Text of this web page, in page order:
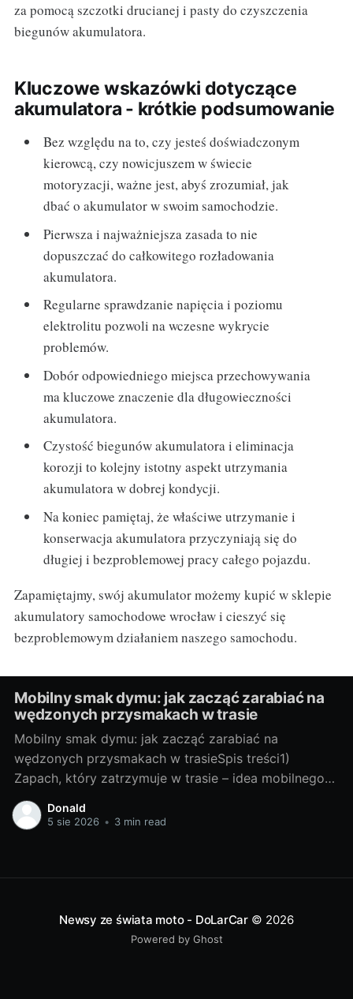
za pomocą szczotki drucianej i pasty do czyszczenia
biegunów akumulatora.
Kluczowe wskazówki dotyczące
akumulatora - krótkie podsumowanie
Bez względu na to, czy jesteś doświadczonym
kierowcą, czy nowicjuszem w świecie
motoryzacji, ważne jest, abyś zrozumiał, jak
dbać o akumulator w swoim samochodzie.
Pierwsza i najważniejsza zasada to nie
dopuszczać do całkowitego rozładowania
akumulatora.
Regularne sprawdzanie napięcia i poziomu
elektrolitu pozwoli na wczesne wykrycie
problemów.
Dobór odpowiedniego miejsca przechowywania
ma kluczowe znaczenie dla długowieczności
akumulatora.
Czystość biegunów akumulatora i eliminacja
korozji to kolejny istotny aspekt utrzymania
akumulatora w dobrej kondycji.
Na koniec pamiętaj, że właściwe utrzymanie i
konserwacja akumulatora przyczyniają się do
długiej i bezproblemowej pracy całego pojazdu.
Zapamiętajmy, swój akumulator możemy kupić w sklepie
akumulatory samochodowe wrocław i cieszyć się
bezproblemowym działaniem naszego samochodu.
Mobilny smak dymu: jak zacząć zarabiać na
wędzonych przysmakach w trasie
Mobilny smak dymu: jak zacząć zarabiać na
wędzonych przysmakach w trasieSpis treści1)
Zapach, który zatrzymuje w trasie – idea mobilnego
wędzenia- Dlaczego dym “sprzedaje się” na kołach-
Kto kupuje: kierowcy, turyści, lokalni- Gdzie stanąć:
przyczepa, pickup + smoker-
Donald
5 sie 2026 • 3 min read
Newsy ze świata moto - DoLarCar © 2026
Powered by Ghost